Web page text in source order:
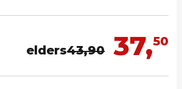
37,50
elders43,90